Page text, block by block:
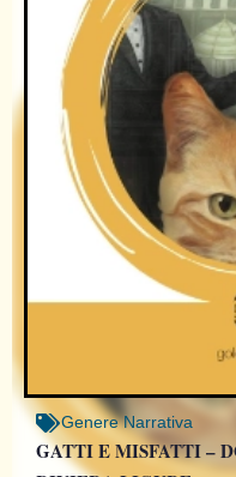
Genere Narrativa
GATTI E MISFATTI –